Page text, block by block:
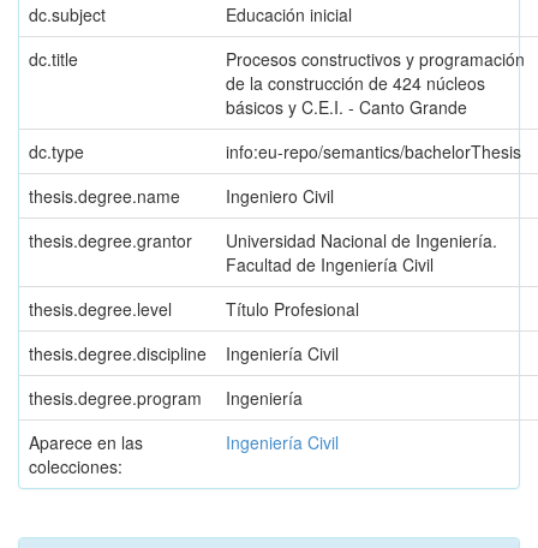
dc.subject
Educación inicial
dc.title
Procesos constructivos y programación
de la construcción de 424 núcleos
básicos y C.E.I. - Canto Grande
dc.type
info:eu-repo/semantics/bachelorThesis
thesis.degree.name
Ingeniero Civil
thesis.degree.grantor
Universidad Nacional de Ingeniería.
Facultad de Ingeniería Civil
thesis.degree.level
Título Profesional
thesis.degree.discipline
Ingeniería Civil
thesis.degree.program
Ingeniería
Aparece en las
colecciones:
Ingeniería Civil